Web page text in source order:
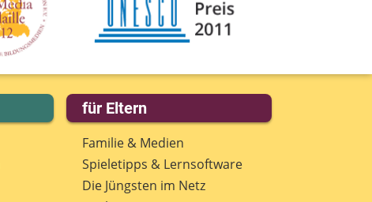
für Eltern
Familie & Medien
Spieletipps & Lernsoftware
Die Jüngsten im Netz